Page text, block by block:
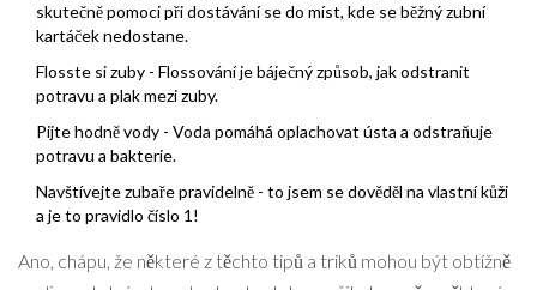
skutečně pomoci při dostávání se do míst, kde se běžný zubní
kartáček nedostane.
Flosste si zuby - Flossování je báječný způsob, jak odstranit
potravu a plak mezi zuby.
Pijte hodně vody - Voda pomáhá oplachovat ústa a odstraňuje
potravu a bakterie.
Navštívejte zubaře pravidelně - to jsem se dověděl na vlastní kůži
a je to pravidlo číslo 1!
Ano, chápu, že některé z těchto tipů a triků mohou být obtížně